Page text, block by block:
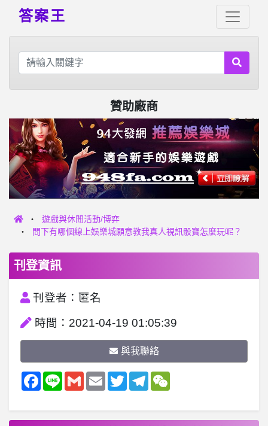
答案王
贊助廠商
遊戲與休閒活動/博弈
問下有哪個線上娛樂城願意教我真人視訊骰寶怎麼玩呢？
刊登資訊
刊登者：匿名
時間：2021-04-19 01:05:39
與我聯絡
Facebook
Line GmailEmail TwitterTelegramWeChat